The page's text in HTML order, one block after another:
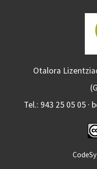
Otalora
Tel.: 943 25 05 05 ·